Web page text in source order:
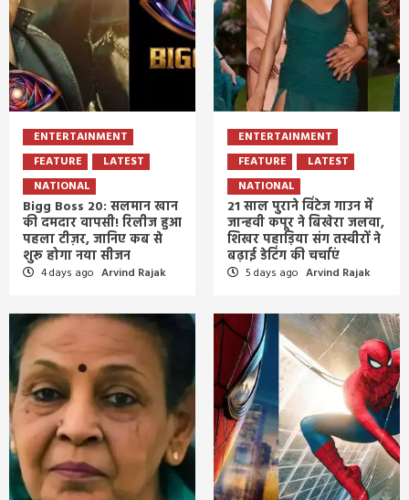
ENTERTAINMENT
FEATURE
LATEST
NATIONAL
Bigg Boss 20: सलमान खान
की दमदार वापसी! रिलीज हुआ
पहला टीज़र, जानिए कब से
शुरू होगा नया सीजन
4 days ago Arvind Rajak
ENTERTAINMENT
FEATURE
LATEST
NATIONAL
21 साल पुराने विंटेज गाउन में
जान्हवी कपूर ने बिखेरा जलवा,
शिखर पहाड़िया संग तस्वीरों ने
बढ़ाई डेटिंग की चर्चाएं
5 days ago Arvind Rajak